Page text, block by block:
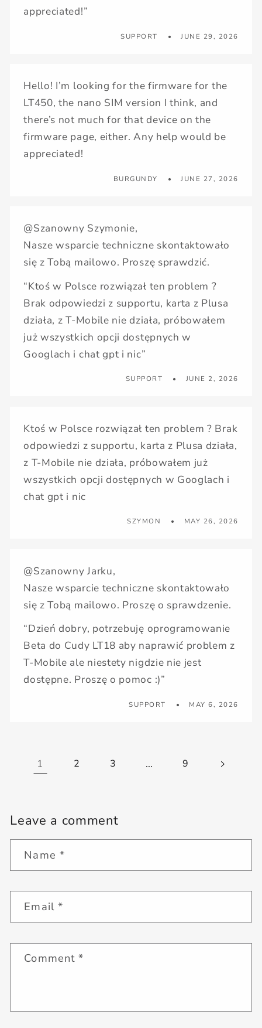
appreciated!”
SUPPORT JUNE 29, 2026
Hello! I’m looking for the firmware for the
LT450, the nano SIM version I think, and
there’s not much for that device on the
firmware page, either. Any help would be
appreciated!
BURGUNDY JUNE 27, 2026
@Szanowny Szymonie,
Nasze wsparcie techniczne skontaktowało
się z Tobą mailowo. Proszę sprawdzić.
“Ktoś w Polsce rozwiązał ten problem ?
Brak odpowiedzi z supportu, karta z Plusa
działa, z T-Mobile nie działa, próbowałem
już wszystkich opcji dostępnych w
Googlach i chat gpt i nic”
SUPPORT JUNE 2, 2026
Ktoś w Polsce rozwiązał ten problem ? Brak
odpowiedzi z supportu, karta z Plusa działa,
z T-Mobile nie działa, próbowałem już
wszystkich opcji dostępnych w Googlach i
chat gpt i nic
SZYMON MAY 26, 2026
@Szanowny Jarku,
Nasze wsparcie techniczne skontaktowało
się z Tobą mailowo. Proszę o sprawdzenie.
“Dzień dobry, potrzebuję oprogramowanie
Beta do Cudy LT18 aby naprawić problem z
T-Mobile ale niestety nigdzie nie jest
dostępne. Proszę o pomoc :)”
SUPPORT MAY 6, 2026
1 2 3 … 9
Leave a comment
Name *
Email*
Comment*